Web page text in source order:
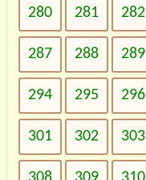
280 281 282
287 288 289
294 295 296
301 302 303